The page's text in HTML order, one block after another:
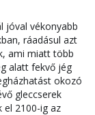
jóval vékonyabb
ráadásul azt
ami miatt több
alatt fekvő jég
okozó
gleccserek
el 2100-ig az